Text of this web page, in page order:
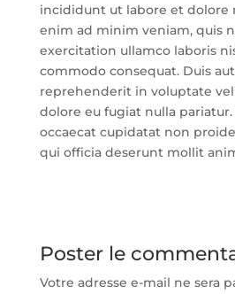
incididunt ut labore et dolore
enim ad minim veniam, quis
exercitation ullamco laboris
commodo consequat. Duis
reprehenderit in voluptate
dolore eu fugiat nulla
occaecat cupidatat non
qui officia deserunt mollit
Poster le
Votre adresse e-mail ne sera